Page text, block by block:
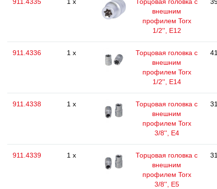
внешним
профилем Torx
1/2'', E12
911.4336 1 x
Торцовая головка с
внешним
профилем Torx
1/2'', E14
911.4338 1 x
Торцовая головка с
внешним
профилем Torx
3/8'', E4
911.4339 1 x
Торцовая головка с
внешним
профилем Torx
3/8'', E5